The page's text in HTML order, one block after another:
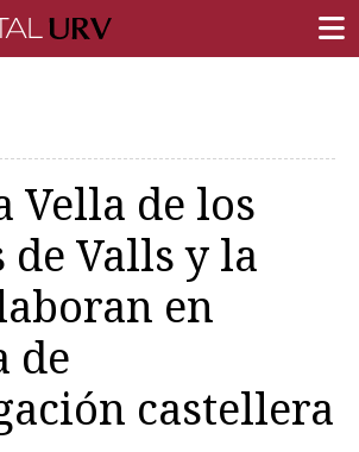
Vella de los
Valls y la
en
de
castellera